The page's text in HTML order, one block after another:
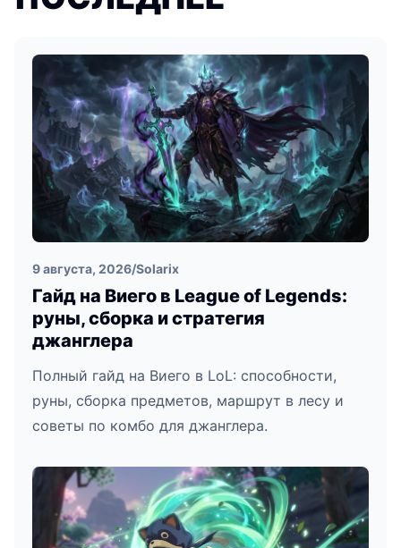
9 августа, 2026/Solarix
Гайд на Виего в League of Legends:
руны, сборка и стратегия
джанглера
Полный гайд на Виего в LoL: способности,
руны, сборка предметов, маршрут в лесу и
советы по комбо для джанглера.